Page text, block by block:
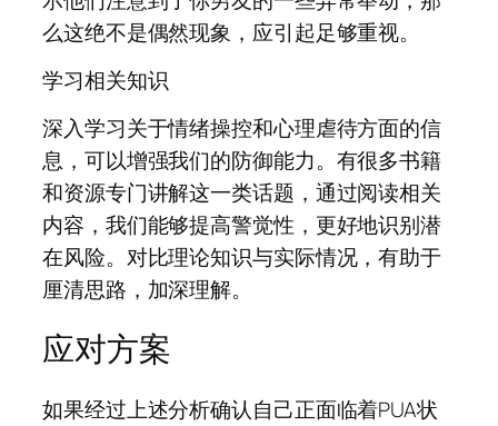
么这绝不是偶然现象，应引起足够重视。
学习相关知识
深入学习关于情绪操控和心理虐待方面的信
息，可以增强我们的防御能力。有很多书籍
和资源专门讲解这一类话题，通过阅读相关
内容，我们能够提高警觉性，更好地识别潜
在风险。对比理论知识与实际情况，有助于
厘清思路，加深理解。
应对方案
如果经过上述分析确认自己正面临着PUA状